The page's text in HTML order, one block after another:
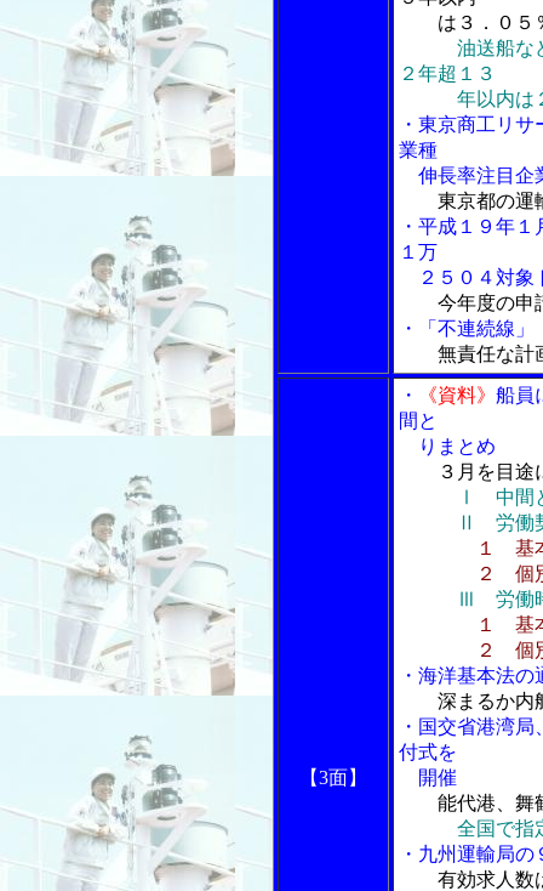
は３．０５
油送船な
２年超１３
年以内は２
・東京商工リ
業種
伸長率注目企
東京都の運
・平成１９年
１万
２５０４対象
今年度の申
・「不連続線
無責任な計
【3面】
・ 《資料》 船員
間と
りまとめ
３月を目途
Ⅰ 中間
Ⅱ 労働契約
１ 基
２ 個別
Ⅲ 労働
１ 基
２ 個別
・海洋基本法
深まるか内
・国交省港湾
付式を
開催
能代港、舞
全国で指
・九州運輸局
有効求人数